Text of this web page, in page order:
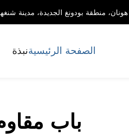
الصفحة الرئيسيةنبذة
باب